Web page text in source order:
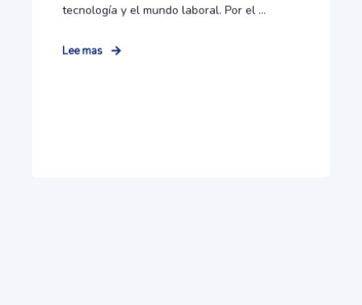
tecnología y el mundo laboral. Por el ...
Lee mas